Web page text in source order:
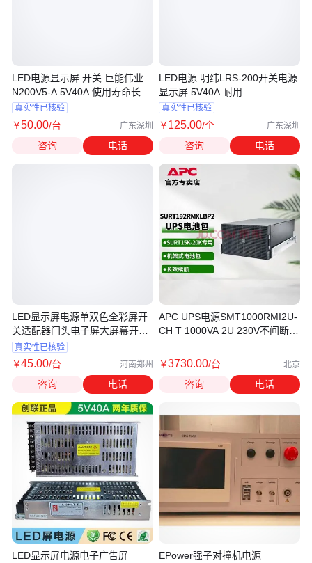
LED电源显示屏 开关 巨能伟业
N200V5-A 5V40A 使用寿命长
真实性已核验
￥50.00/台 广东深圳
咨询 电话
LED显示屏电源单双色全彩屏开
关适配器门头电子屏大屏幕开关
电源
真实性已核验
￥45.00/台 河南郑州
咨询 电话
LED显示屏电源电子广告屏
LED电源 明纬LRS-200开关电源
显示屏 5V40A 耐用
真实性已核验
￥125.00/个 广东深圳
咨询 电话
APC UPS电源SMT1000RMI2U-
CH T 1000VA 2U 230V不间断主
￥3730.00/台 北京
咨询 电话
EPower强子对撞机电源